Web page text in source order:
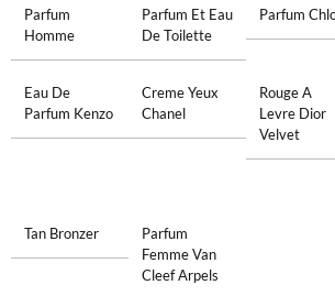
Parfum
Homme
Parfum Et Eau
De Toilette
Parfum
Eau De
Parfum Kenzo
Creme Yeux
Chanel
Rouge A
Levre Dior
Velvet
Tan Bronzer
Parfum
Femme Van
Cleef Arpels